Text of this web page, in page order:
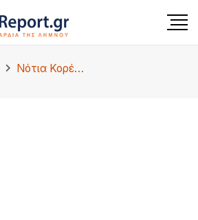
Νότια Κορέα: Για έξι ώρες οι αρχές προσπαθούσαν να συλλάβουν τον Γιουν – Τους εμπόδισαν οι σωματοφύλακές του